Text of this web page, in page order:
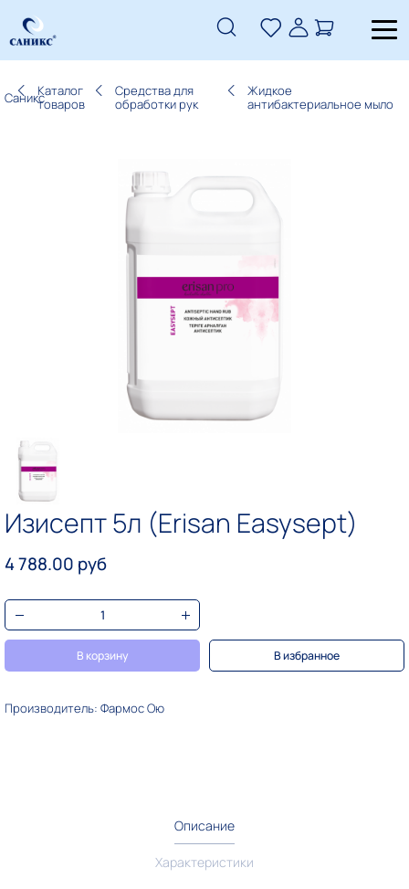
СаниксКаталог
товаров
Средства для
обработки рук
Жидкое
антибактериальное мыло
Изисепт 5л (Erisan Easysept)
4 788.00 руб
В корзину В избранное
Производитель: Фармос Ою
Описание
Характеристики